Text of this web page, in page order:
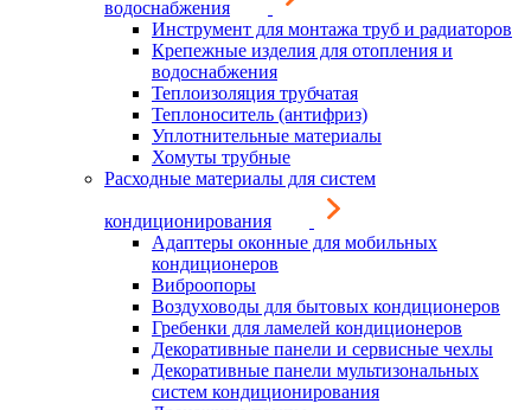
водоснабжения
Инструмент для монтажа труб и радиаторов
Крепежные изделия для отопления и
водоснабжения
Теплоизоляция трубчатая
Теплоноситель (антифриз)
Уплотнительные материалы
Хомуты трубные
Расходные материалы для систем
кондиционирования
Адаптеры оконные для мобильных
кондиционеров
Виброопоры
Воздуховоды для бытовых кондиционеров
Гребенки для ламелей кондиционеров
Декоративные панели и сервисные чехлы
Декоративные панели мультизональных
систем кондиционирования